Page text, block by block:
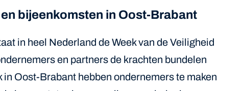
bijeenkomsten in Oost-Brabant
in heel Nederland de Week van de Veiligheid
en partners de krachten bundelen
Oost-Brabant hebben ondernemers te maken